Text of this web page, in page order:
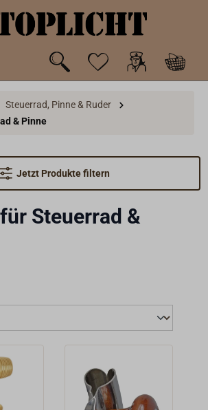
Steuerrad, Pinne & Ruder
& Pinne
Jetzt Produkte filtern
Steuerrad &